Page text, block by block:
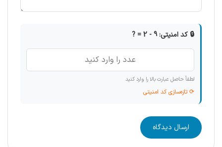
🔒 کد امنیتی: 9 - 2 = ?
لطفاً حاصل عبارت بالا را وارد کنید
⟳ تازه‌سازی کد امنیتی
ارسال دیدگاه